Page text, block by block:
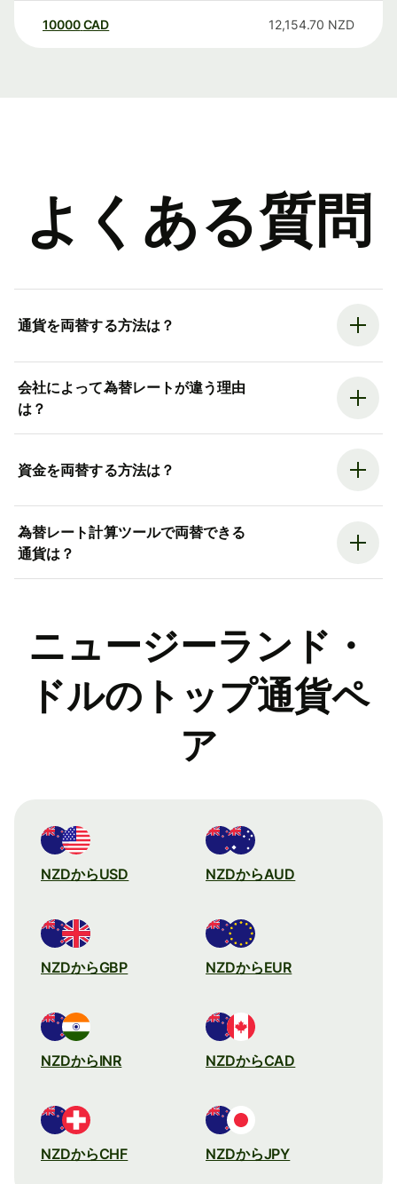
10000 CAD 12,154.70 NZD
よくある質問
通貨を両替する方法は？
会社によって為替レートが違う理由
は？
資金を両替する方法は？
為替レート計算ツールで両替できる
通貨は？
ニュージーランド・
ドルのトップ通貨ペ
ア
NZDからUSD NZDからAUD
NZDからGBP NZDからEUR
NZDからINR NZDからCAD
NZDからCHF NZDからJPY